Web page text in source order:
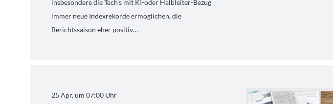
insbesondere die Tech’s mit KI-oder Halbleiter-Bezug
immer neue Indexrekorde ermöglichen, die
Berichtssaison eher positiv…
25 Apr. um 07:00 Uhr